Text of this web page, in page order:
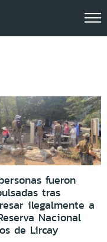
fueron
tras
ilegalmente a
Nacional
de Lircay